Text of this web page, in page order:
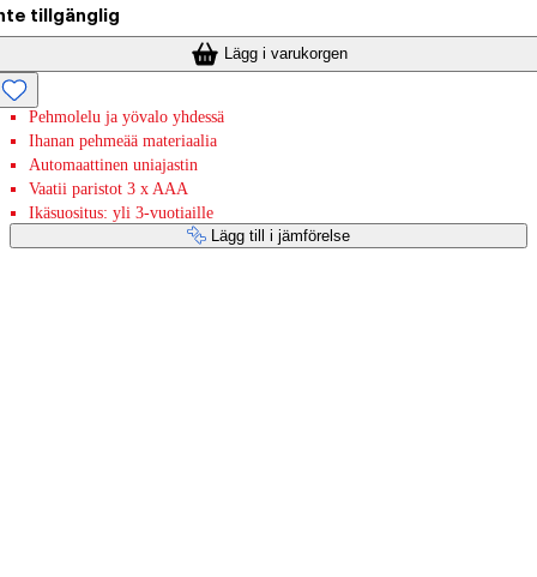
tillgänglig
Lägg i varukorgen
Pehmolelu ja yövalo yhdessä
Ihanan pehmeää materiaalia
Automaattinen uniajastin
Vaatii paristot 3 x AAA
Ikäsuositus: yli 3-vuotiaille
Lägg till i jämförelse